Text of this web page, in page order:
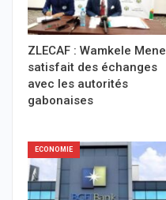
ZLECAF : Wamkele Mene
satisfait des échanges
avec les autorités
gabonaises
ECONOMIE